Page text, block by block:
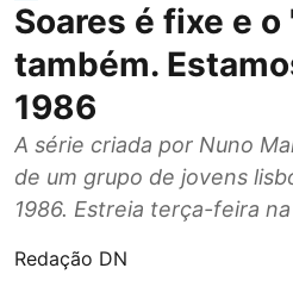
Soares é fixe e o
também.
1986
A série criada por Nuno
de um grupo de jovens
1986. Estreia terça-feira na
Redação DN